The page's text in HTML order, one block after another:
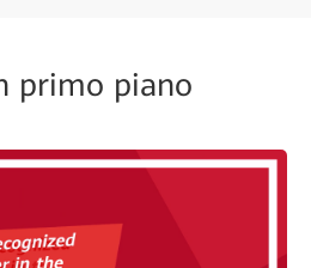
primo piano